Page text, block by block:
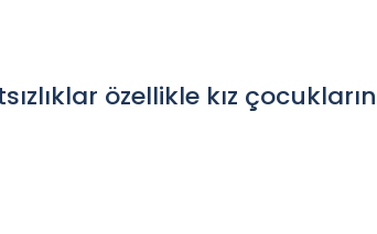
özellikle kız